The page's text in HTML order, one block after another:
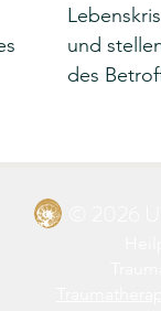
und
des